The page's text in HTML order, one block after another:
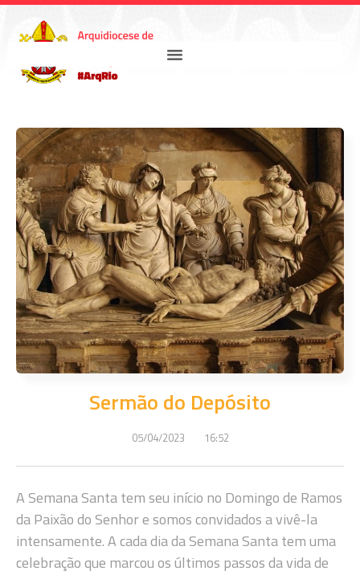
Sermão do Depósito
05/04/2023 16:52
A Semana Santa tem seu início no Domingo de Ramos
da Paixão do Senhor e somos convidados a vivê-la
intensamente. A cada dia da Semana Santa tem uma
celebração que marcou os últimos passos da vida de